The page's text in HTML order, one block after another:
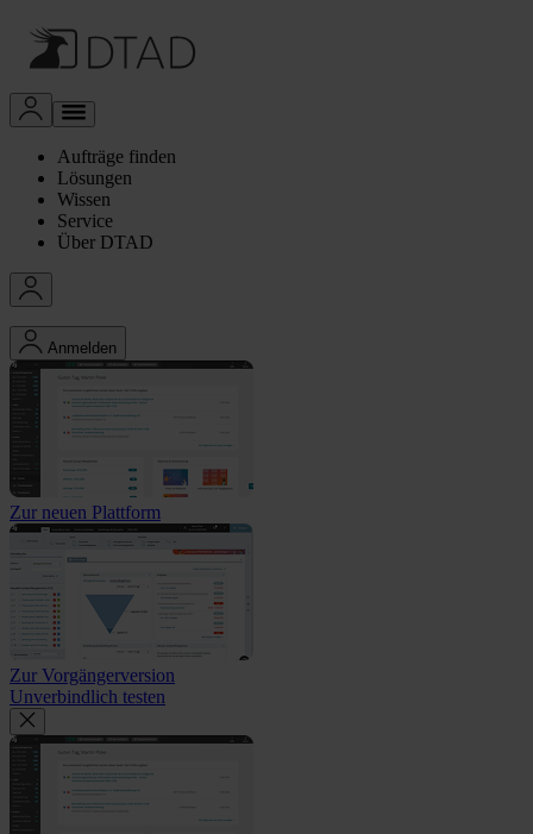
Aufträge finden
Lösungen
Wissen
Service
Über DTAD
Anmelden
Zur neuen Plattform
Zur Vorgängerversion
Unverbindlich testen